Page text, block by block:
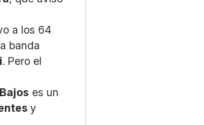
a los 64
banda
. Pero el
es un
y